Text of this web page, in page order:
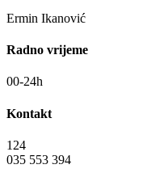
Ermin Ikanović
Radno vrijeme
00-24h
Kontakt
124
035 553 394